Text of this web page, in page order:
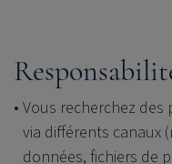
Vous recherchez
via différents canaux
données, fichiers de